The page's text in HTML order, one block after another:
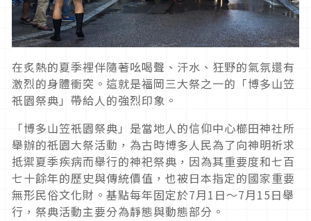
在炙熱的夏季裡伴隨著吆喝聲、汗水、狂野的氣氛還有
激烈的身體衝突。這就是福岡三大祭之一的「博多山笠
祇園祭典」帶給人的強烈印象。
「博多山笠祇園祭典」是當地人的信仰中心櫛田神社所
舉辦的祇園大祭活動，為古時博多人民為了向神明祈求
抵禦夏季疾病而舉行的神祀祭典，因為其重要度和七百
七十餘年的歷史與傳統價值，也被日本指定的國家重要
無形民俗文化財。基點每年固定於7月1日～7月15日舉
行，祭典活動主要分為靜態與動態部分。